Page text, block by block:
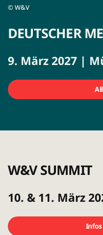
©W&V
DEUTSCHER
9. März 2027 |
W&V SUMMIT
10. & 11. März